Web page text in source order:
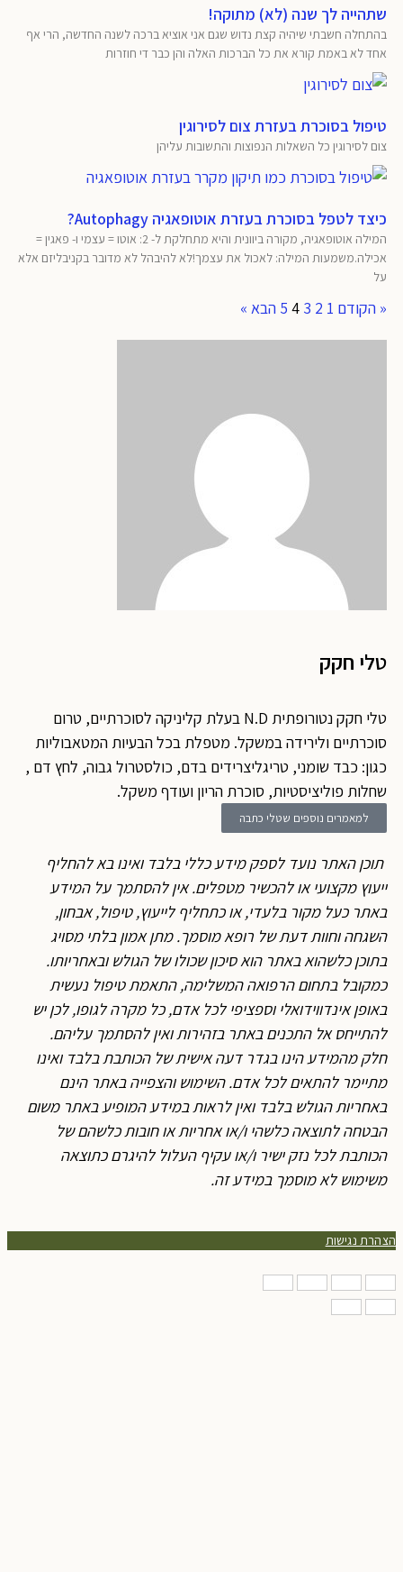
שתהייה לך שנה (לא) מתוקה!
בהתחלה חשבתי שיהיה קצת נדוש שגם אני אוציא ברכה לשנה החדשה, הרי אף
אחד לא באמת קורא את כל הברכות האלה והן כבר די חוזרות
טיפול בסוכרת בעזרת צום לסירוגין
צום לסירוגין כל השאלות הנפוצות והתשובות עליהן
כיצד לטפל בסוכרת בעזרת אוטופאגיה Autophagy?
המילה אוטופאגיה, מקורה ביוונית והיא מתחלקת ל- 2: אוטו = עצמי ו- פאגין =
אכילה.משמעות המילה: לאכול את עצמך!לא להיבהל לא מדובר בקניבליזם אלא
« הקודם 1
2
3
4
5 הבא »
טלי חקק
טלי חקק נטורופתית N.D בעלת קליניקה לסוכרתיים, טרום
סוכרתיים ולירידה במשקל. מטפלת בכל הבעיות המטאבוליות
כגון: כבד שומני, טריגליצרידים בדם, כולסטרול גבוה, לחץ דם ,
שחלות פוליציסטיות, סוכרת הריון ועודף משקל.
למאמרים נוספים שטלי כתבה
תוכן האתר נועד לספק מידע כללי בלבד ואינו בא להחליף
ייעוץ מקצועי או להכשיר מטפלים. אין להסתמך על המידע
באתר כעל מקור בלעדי, או כתחליף לייעוץ, טיפול, אבחון,
השגחה וחוות דעת של רופא מוסמך. מתן אמון בלתי מסויג
בתוכן כלשהוא באתר הוא סיכון שכולו של הגולש ובאחריותו.
כמקובל בתחום הרפואה המשלימה, התאמת טיפול נעשית
באופן אינדווידואלי וספציפי לכל אדם, כל מקרה לגופו, לכן יש
להתייחס אל התכנים באתר בזהירות ואין להסתמך עליהם.
חלק מהמידע הינו בגדר דעה אישית של הכותבת בלבד ואינו
מתיימר להתאים לכל אדם. השימוש והצפייה באתר הינם
באחריות הגולש בלבד ואין לראות במידע המופיע באתר משום
הבטחה לתוצאה כלשהי ו/או אחריות או חובות כלשהם של
הכותבת לכל נזק ישיר ו/או עקיף העלול להיגרם כתוצאה
משימוש לא מוסמך במידע זה.
נגישות